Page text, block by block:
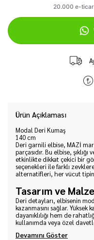
Ürün Açıklaması
Modal Deri Kumaş
140 cm
Deri garnili elbise, MAZİ
parçasıdır. Bu elbise,
etkinlikte dikkat çekici bir
seçenekleri ile farklı
alternatifleri, her vücut
Tasarım ve
Deri detayları, elbisenin
kazanmasını sağlar. Yüksek
dayanıklılığı hem de
kullanımda veya özel
Devamını Göster